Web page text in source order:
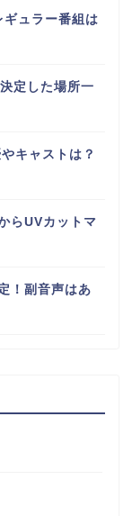
ュラー番組は
定した場所一
キャストは？
らUVカットマ
！副音声はあ